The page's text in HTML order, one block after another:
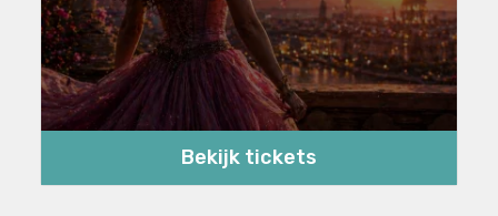
Bekijk tickets